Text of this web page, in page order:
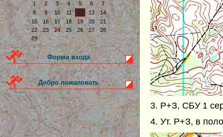
1
2 3 4 5 6
7
8
9 10 11 12 13
14
15
16 17 18 19 20
21
22
23 24 25 26 27
28
29
Форма входа
Добро пожаловать
3. Р+З, СБУ 1
4. Ут. Р+З, в